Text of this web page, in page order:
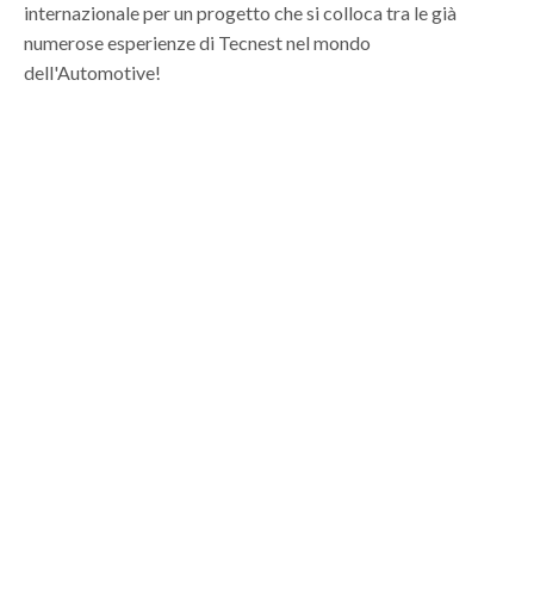
internazionale per un progetto che si colloca tra le già
numerose esperienze di Tecnest nel mondo
dell'Automotive!